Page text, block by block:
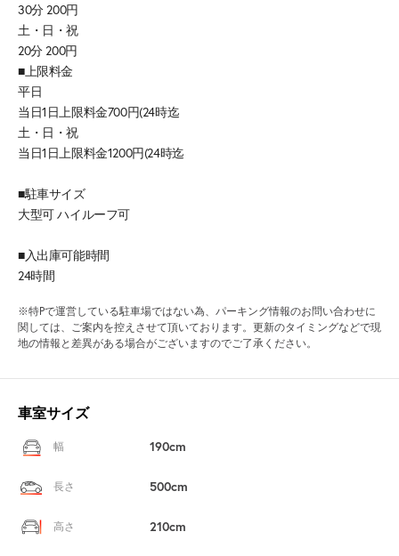
30分 200円
土・日・祝
20分 200円
■上限料金
平日
当日1日上限料金700円(24時迄
土・日・祝
当日1日上限料金1200円(24時迄
■駐車サイズ
大型可 ハイルーフ可
■入出庫可能時間
24時間
※特Pで運営している駐車場ではない為、パーキング情報のお問い合わせに
関しては、ご案内を控えさせて頂いております。更新のタイミングなどで現
地の情報と差異がある場合がございますのでご了承ください。
車室サイズ
幅 190cm
長さ 500cm
高さ 210cm